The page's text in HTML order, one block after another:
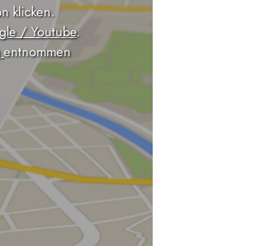
klicken.
/ Youtube.
entnommen